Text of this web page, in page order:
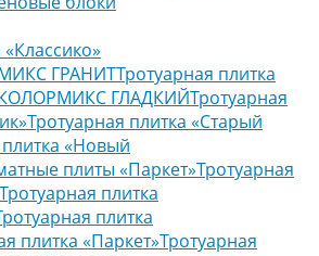
ГРАНИТТротуарная плитка
КОЛОРМИКС ГЛАДКИЙТротуарная
Тротуарная плитка «Старый
«Новый
плиты «Паркет»Тротуарная
Тротуарная плитка
плитка
плитка «Паркет»Тротуарная